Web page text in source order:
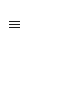
content